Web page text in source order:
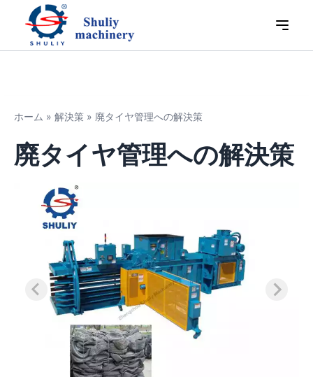
ホーム » 解決策 » 廃タイヤ管理への解決策
廃タイヤ管理への解決策